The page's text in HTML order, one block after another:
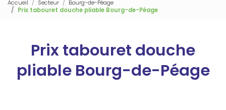
Accueil Secteur
Bourg-de-Péage
Prix tabouret douche pliable Bourg-de-Péage
Prix tabouret douche
pliable Bourg-de-Péage